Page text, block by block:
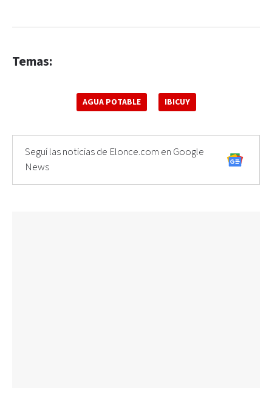
Temas:
AGUA POTABLE IBICUY
Seguí las noticias de Elonce.com en Google
News